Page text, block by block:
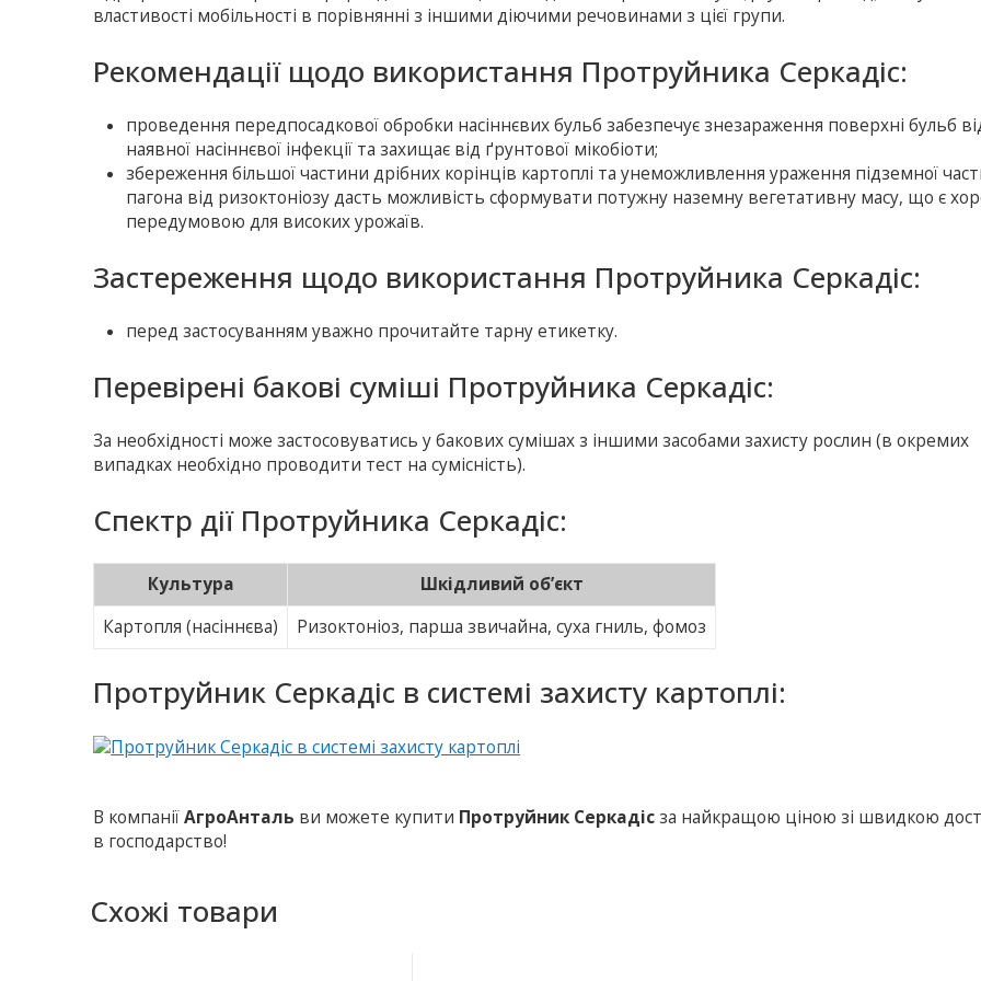
властивості мобільності в порівнянні з іншими діючими речовинами з цієї групи.
Рекомендації щодо використання Протруйника Серкадіс:
проведення передпосадкової обробки насіннєвих бульб забезпечує знезараження поверхні бульб
наявної насіннєвої інфекції та захищає від ґрунтової мікобіоти;
збереження більшої частини дрібних корінців картоплі та унеможливлення ураження підземної
пагона від ризоктоніозу дасть можливість сформувати потужну наземну вегетативну масу, що є
передумовою для високих урожаїв.
Застереження щодо використання Протруйника Серкадіс:
перед застосуванням уважно прочитайте тарну етикетку.
Перевірені бакові суміші Протруйника Серкадіс:
За необхідності може застосовуватись у бакових сумішах з іншими засобами захисту рослин (в окремих
випадках необхідно проводити тест на сумісність).
Спектр дії Протруйника Серкадіс:
Культура
Шкідливий об’єкт
Картопля (насiннєва)
Ризоктоніоз, парша звичайна, суха гниль, фомоз
Протруйник Серкадіс в системі захисту картоплі:
В компаніїАгроАнталь ви можете купити Протруйник Серкадісза найкращою ціною зі швидкою
в господарство!
Схожі товари